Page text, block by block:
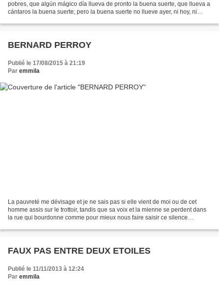
pobres, que algún mágico día llueva de pronto la buena suerte, que llueva a
cántaros la buena suerte; pero la buena suerte no llueve ayer, ni hoy, ni
BERNARD PERROY
Publié le 17/08/2015 à 21:19
Par emmila
La pauvreté me dévisage et je ne sais pas si elle vient de moi ou de cet
homme assis sur le trottoir, tandis que sa voix et la mienne se perdent dans
la rue qui bourdonne comme pour mieux nous faire saisir ce silence
FAUX PAS ENTRE DEUX ETOILES
Publié le 11/11/2013 à 12:24
Par emmila